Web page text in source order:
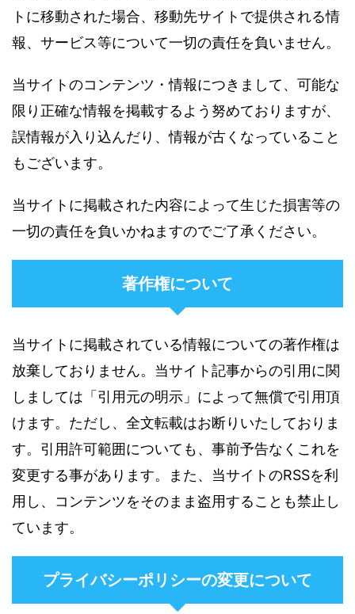
トに移動された場合、移動先サイトで提供される情
報、サービス等について一切の責任を負いません。
当サイトのコンテンツ・情報につきまして、可能な
限り正確な情報を掲載するよう努めておりますが、
誤情報が入り込んだり、情報が古くなっていること
もございます。
当サイトに掲載された内容によって生じた損害等の
一切の責任を負いかねますのでご了承ください。
著作権について
当サイトに掲載されている情報についての著作権は
放棄しておりません。当サイト記事からの引用に関
しましては「引用元の明示」によって無償で引用頂
けます。ただし、全文転載はお断りいたしておりま
す。引用許可範囲についても、事前予告なくこれを
変更する事があります。また、当サイトのRSSを利
用し、コンテンツをそのまま盗用することも禁止し
ています。
プライバシーポリシーの変更について